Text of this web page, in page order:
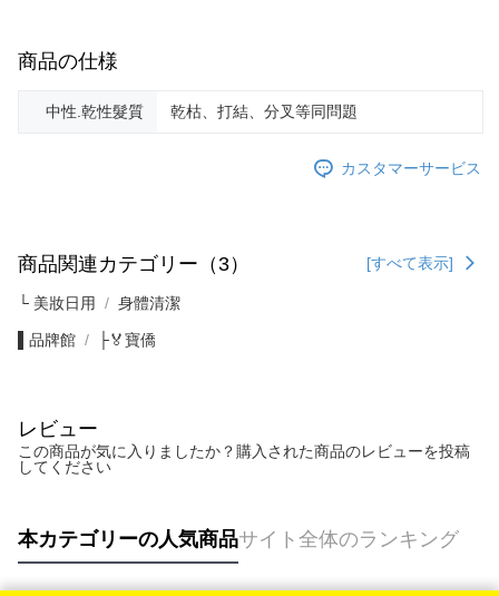
商品の仕様
中性.乾性髮質 乾枯、打結、分叉等同問題
カスタマーサービス
商品関連カテゴリー（3） [すべて表示]
└ 美妝日用 身體清潔
▌品牌館 ├🏅寶僑
レビュー
この商品が気に入りましたか？購入された商品のレビューを投稿
してください
本カテゴリーの人気商品サイト全体のランキング